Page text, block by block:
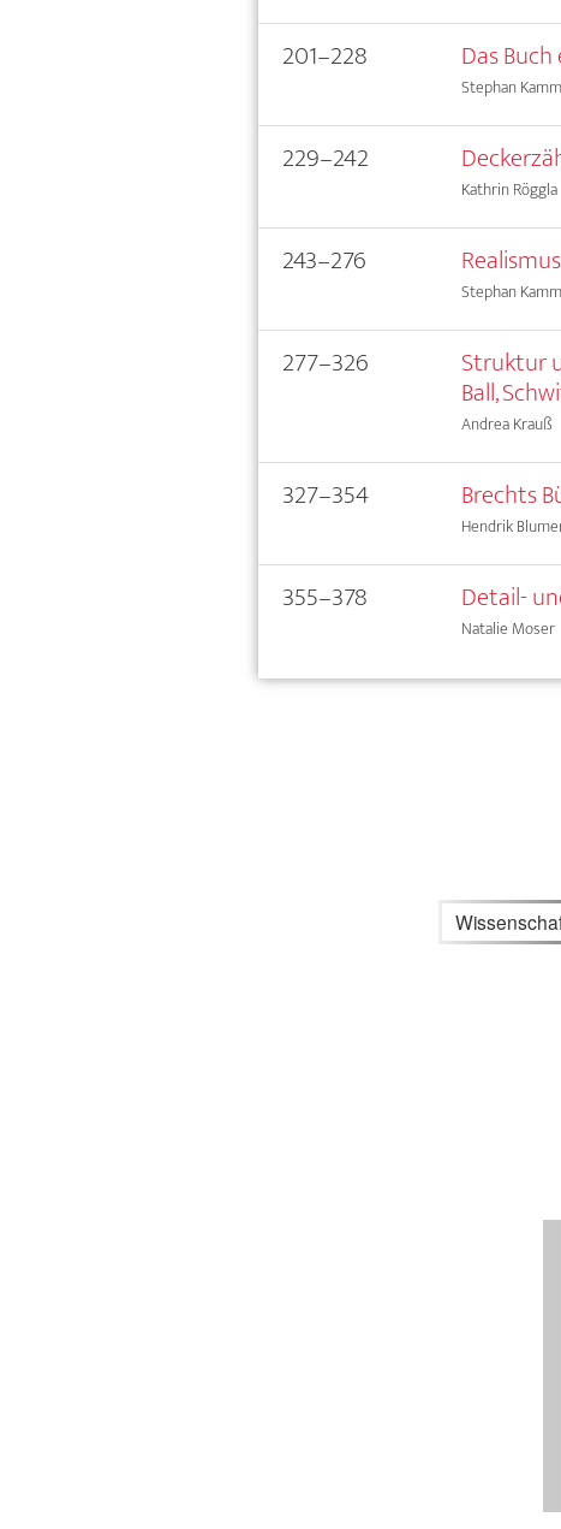
201–228 Das
Stephan
229–242
Kathrin Röggla
243–276
Stephan
277–326 Struktur
Ball,
Andrea Krauß
327–354 Brechts
Hendrik
355–378 Detail-
Natalie Moser